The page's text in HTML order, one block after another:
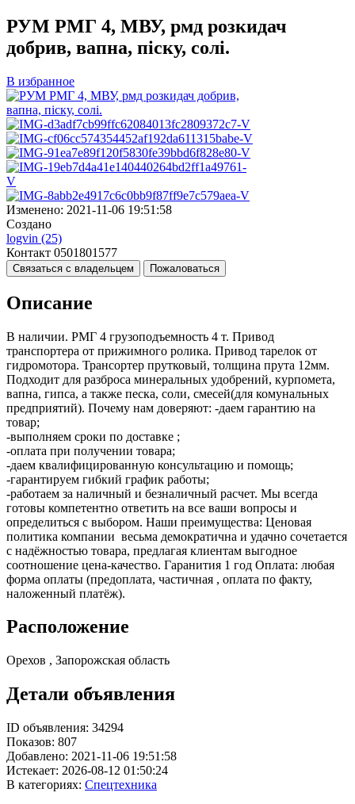
РУМ РМГ 4, МВУ, рмд розкидач
добрив, вапна, піску, солі.
В избранное
Изменено: 2021-11-06 19:51:58
Создано
logvin (25)
Контакт 0501801577
Связаться с владельцем Пожаловаться
Описание
В наличии. РМГ 4 грузоподъемность 4 т. Привод
транспортера от прижимного ролика. Привод тарелок от
гидромотора. Трансортер прутковый, толщина прута 12мм.
Подходит для разброса минеральных удобрений, курпомета,
вапна, гипса, а также песка, соли, смесей(для комунальных
предприятий). Почему нам доверяют: -даем гарантию на
товар;
-выполняем сроки по доставке ;
-оплата при получении товара;
-даем квалифицированную консультацию и помощь;
-гарантируем гибкий график работы;
-работаем за наличный и безналичный расчет. Мы всегда
готовы компетентно ответить на все ваши вопросы и
определиться с выбором. Наши преимущества: Ценовая
политика компании весьма демократична и удачно сочетается
с надёжностью товара, предлагая клиентам выгодное
соотношение цена-качество. Гаранития 1 год Оплата: любая
форма оплаты (предоплата, частичная , оплата по факту,
наложенный платёж).
Расположение
Орехов , Запорожская область
Детали объявления
ID объявления: 34294
Показов: 807
Добавлено: 2021-11-06 19:51:58
Истекает: 2026-08-12 01:50:24
В категориях: Спецтехника